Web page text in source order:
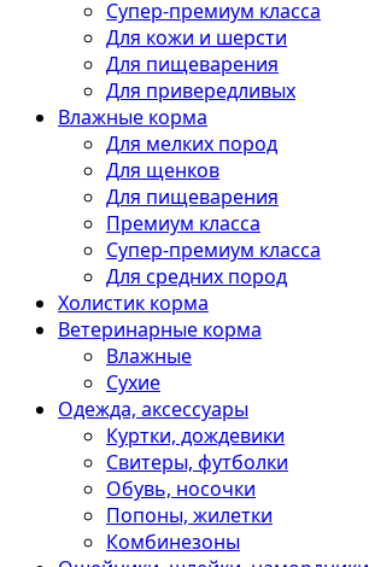
Супер-премиум класса
Для кожи и шерсти
Для пищеварения
Для привередливых
Влажные корма
Для мелких пород
Для щенков
Для пищеварения
Премиум класса
Супер-премиум класса
Для средних пород
Холистик корма
Ветеринарные корма
Влажные
Сухие
Одежда, аксессуары
Куртки, дождевики
Свитеры, футболки
Обувь, носочки
Попоны, жилетки
Комбинезоны